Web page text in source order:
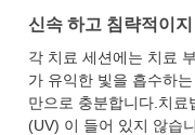
신속 하고 침략적이
각 치료 세션에는 치료
가 유익한 빛을 흡수하
만으로 충분합니다.치료
(UV) 이 들어 있지 않습